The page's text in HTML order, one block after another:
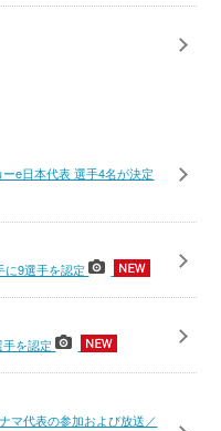
e日本代表 選手4名が決定
に9選手を認定
手を認定
マ代表の参加および放送／